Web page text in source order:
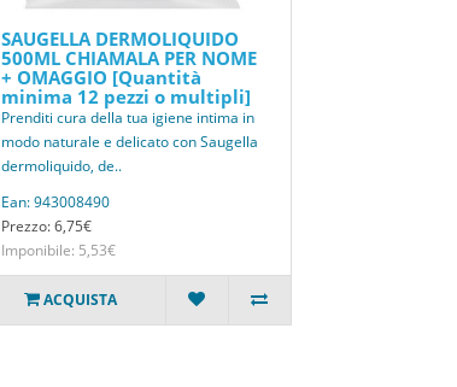
SAUGELLA DERMOLIQUIDO
500ML CHIAMALA PER NOME
+ OMAGGIO [Quantità
minima 12 pezzi o multipli]
Prenditi cura della tua igiene intima in
modo naturale e delicato con Saugella
dermoliquido, de..
Ean: 943008490
Prezzo: 6,75€
Imponibile: 5,53€
ACQUISTA